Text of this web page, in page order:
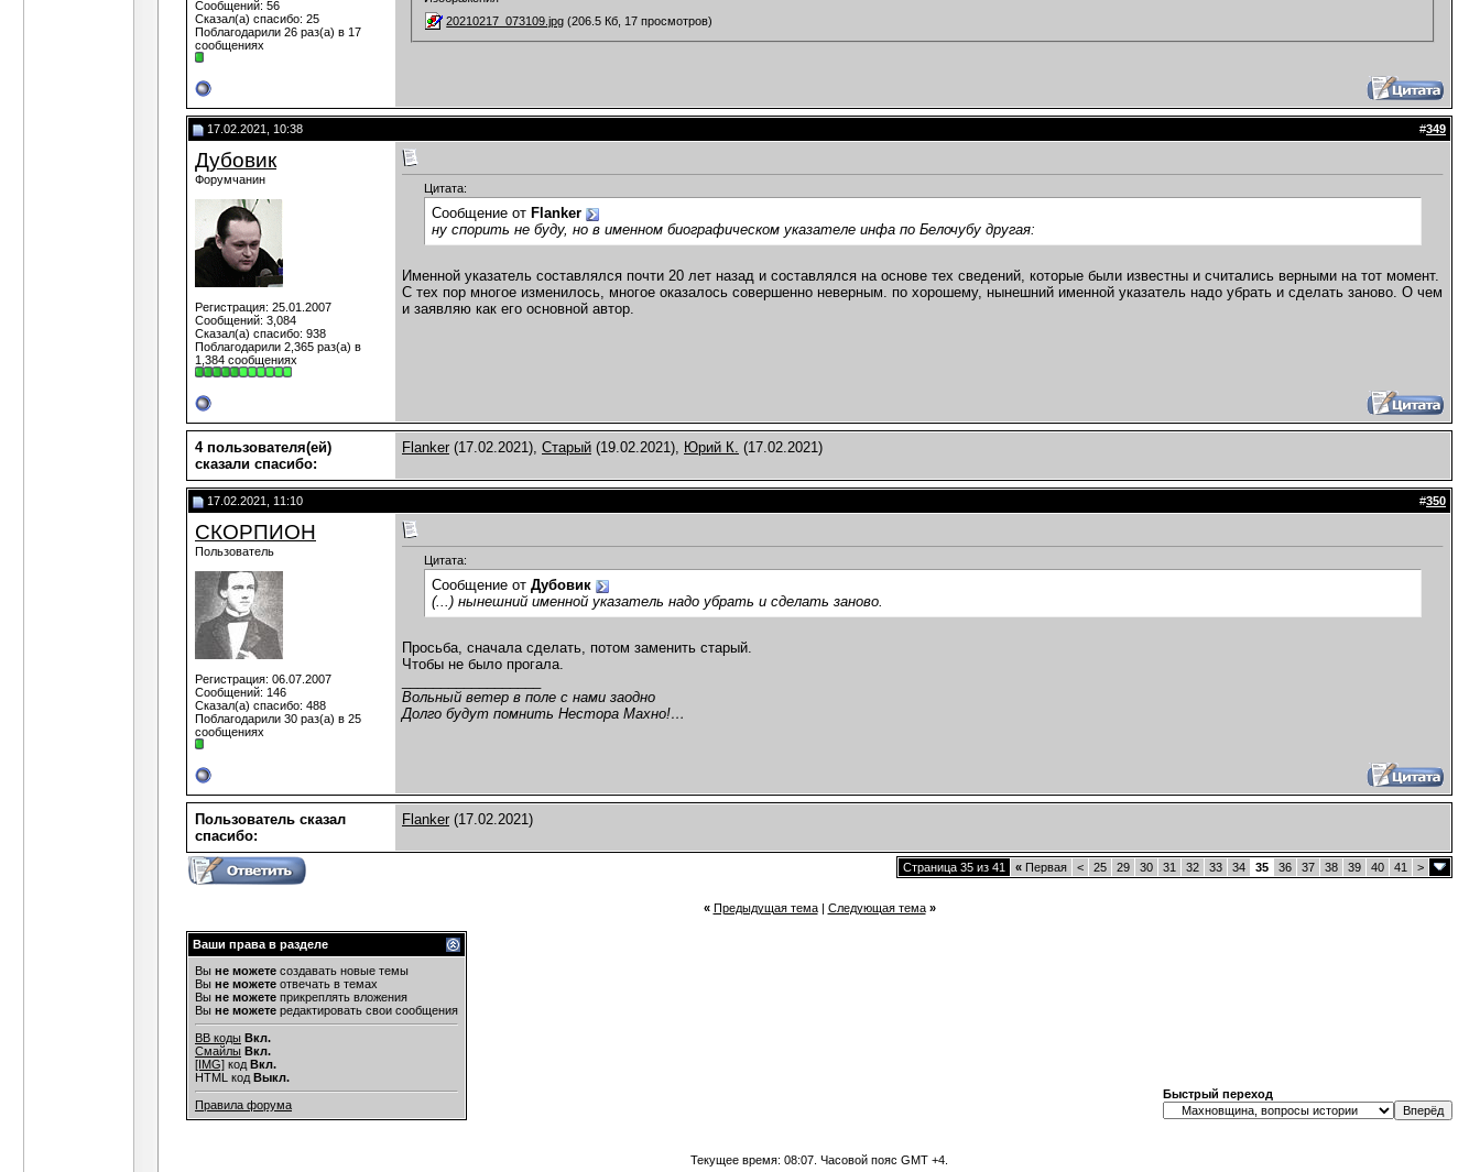
Сообщений: 56
Сказал(а) спасибо: 25
Поблагодарили 26 раз(а) в 17
сообщениях
20210217_073109.jpg (206.5 Кб, 17 просмотров)
17.02.2021, 10:38 #349
Дубовик
Форумчанин
Регистрация: 25.01.2007
Сообщений: 3,084
Сказал(а) спасибо: 938
Поблагодарили 2,365 раз(а) в
1,384 сообщениях
Цитата:
Сообщение от Flanker
ну спорить не буду, но в именном биографическом указателе инфа по Белочубу другая:
Именной указатель составлялся почти 20 лет назад и составлялся на основе тех сведений, которые были известны и считались верными на тот момент.
С тех пор многое изменилось, многое оказалось совершенно неверным. по хорошему, нынешний именной указатель надо убрать и сделать заново. О чем
и заявляю как его основной автор.
4 пользователя(ей)
сказали cпасибо:
Flanker (17.02.2021), Старый (19.02.2021), Юрий К. (17.02.2021)
17.02.2021, 11:10 #350
СКОРПИОН
Пользователь
Регистрация: 06.07.2007
Сообщений: 146
Сказал(а) спасибо: 488
Поблагодарили 30 раз(а) в 25
сообщениях
Цитата:
Сообщение от Дубовик
(...) нынешний именной указатель надо убрать и сделать заново.
Просьба, сначала сделать, потом заменить старый.
Чтобы не было прогала.
Вольный ветер в поле с нами заодно
Долго будут помнить Нестора Махно!…
Пользователь сказал
cпасибо:
Flanker (17.02.2021)
Страница 35 из 41 « Первая < 25 29 30 31 32 33 34 35 36 37 38 39 40 41 >
« Предыдущая тема| Следующая тема »
Ваши права в разделе
Вы не можете создавать новые темы
Вы не можете отвечать в темах
Вы не можете прикреплять вложения
Вы не можете редактировать свои сообщения
BB коды Вкл.
Смайлы Вкл.
[IMG] код Вкл.
HTML код Выкл.
Правила форума
Быстрый переход
Текущее время: 08:07 . Часовой пояс GMT +4.